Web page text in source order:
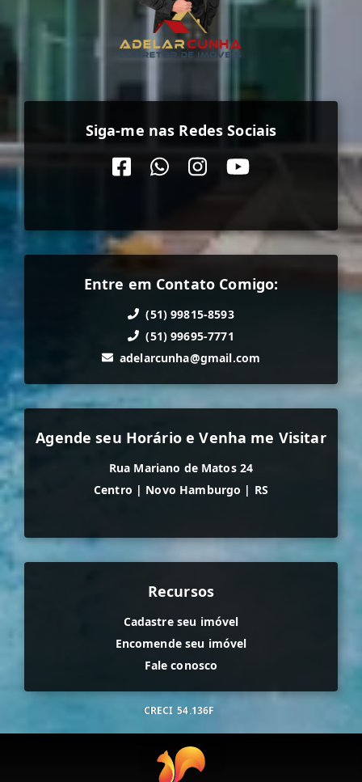
Siga-me nas Redes Sociais
Entre em Contato Comigo:
(51) 99815-8593
(51) 99695-7771
adelarcunha@gmail.com
Agende seu Horário e Venha me Visitar
Rua Mariano de Matos 24
Centro | Novo Hamburgo | RS
Recursos
Cadastre seu imóvel
Encomende seu imóvel
Fale conosco
CRECI 54.136F